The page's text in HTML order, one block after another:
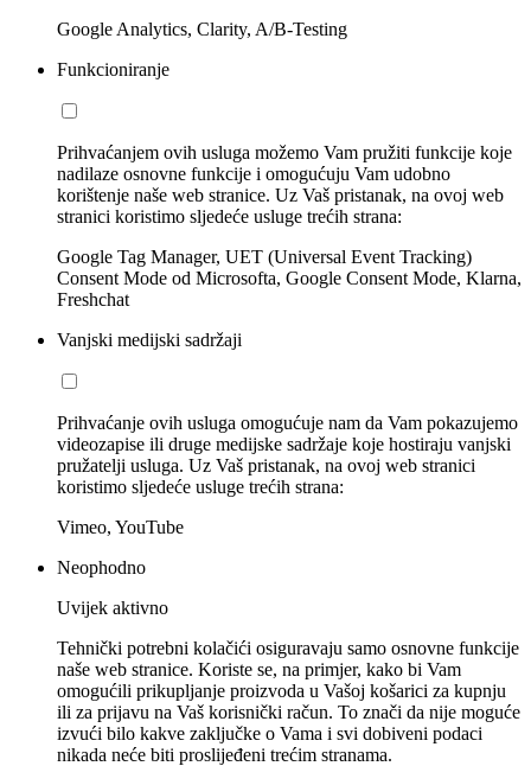
Google Analytics, Clarity, A/B-Testing
Funkcioniranje
Prihvaćanjem ovih usluga možemo Vam pružiti funkcije koje
nadilaze osnovne funkcije i omogućuju Vam udobno
korištenje naše web stranice. Uz Vaš pristanak, na ovoj web
stranici koristimo sljedeće usluge trećih strana:
Google Tag Manager, UET (Universal Event Tracking)
Consent Mode od Microsofta, Google Consent Mode, Klarna,
Freshchat
Vanjski medijski sadržaji
Prihvaćanje ovih usluga omogućuje nam da Vam pokazujemo
videozapise ili druge medijske sadržaje koje hostiraju vanjski
pružatelji usluga. Uz Vaš pristanak, na ovoj web stranici
koristimo sljedeće usluge trećih strana:
Vimeo, YouTube
Neophodno
Uvijek aktivno
Tehnički potrebni kolačići osiguravaju samo osnovne funkcije
naše web stranice. Koriste se, na primjer, kako bi Vam
omogućili prikupljanje proizvoda u Vašoj košarici za kupnju
ili za prijavu na Vaš korisnički račun. To znači da nije moguće
izvući bilo kakve zaključke o Vama i svi dobiveni podaci
nikada neće biti proslijeđeni trećim stranama.